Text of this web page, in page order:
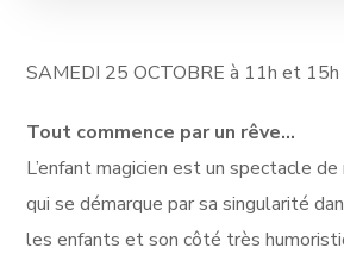
SAMEDI 25 OCTOBRE à 11h et 15h
Tout commence par un rêve…
L’enfant magicien est un spectacle
qui se démarque par sa singularité
les enfants et son côté très